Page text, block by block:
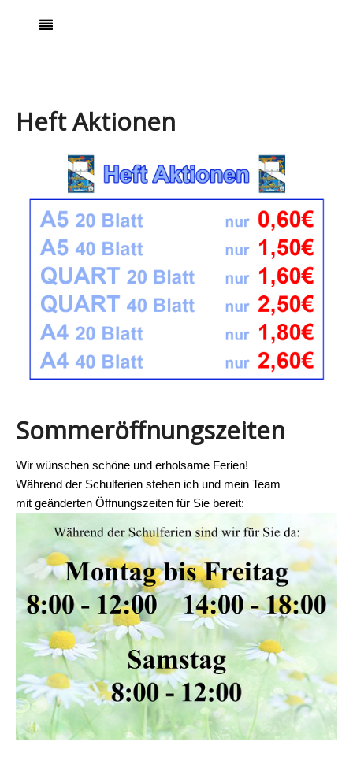
Heft Aktionen
Sommeröffnungszeiten
Wir wünschen schöne und erholsame Ferien!
Während der Schulferien stehen ich und mein Team
mit geänderten Öffnungszeiten für Sie bereit: